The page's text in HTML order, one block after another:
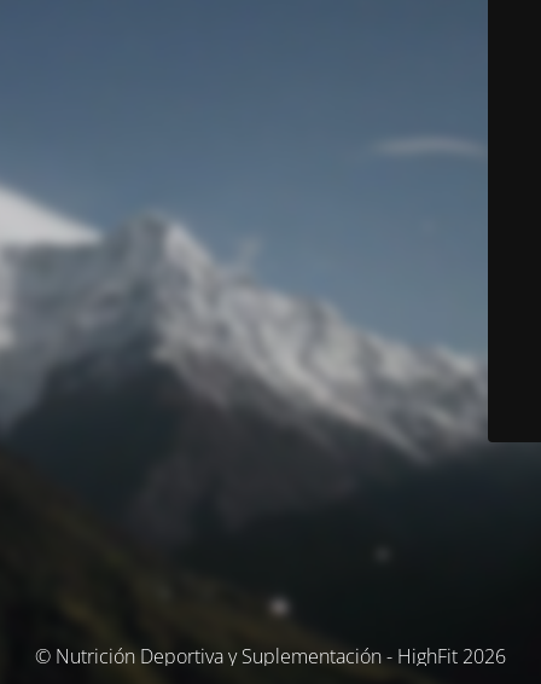
© Nutrición Deportiva y Suplementación - HighFit 2026